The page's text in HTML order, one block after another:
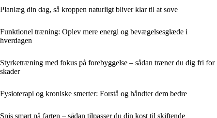
Planlæg din dag, så kroppen naturligt bliver klar til at sove
Funktionel træning: Oplev mere energi og bevægelsesglæde i
hverdagen
Styrketræning med fokus på forebyggelse – sådan træner du dig fri for
skader
Fysioterapi og kroniske smerter: Forstå og håndter dem bedre
Spis smart på farten – sådan tilpasser du din kost til skiftende